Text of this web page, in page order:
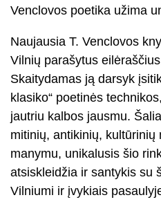
Venclovos poetika užima
Naujausia T. Venclovos
Vilnių parašytus
Skaitydamas ją darsyk
klasiko“ poetinės
jautriu kalbos jausmu.
mitinių, antikinių,
manymu, unikalusis šio
atsiskleidžia ir santykis su
Vilniumi ir įvykiais